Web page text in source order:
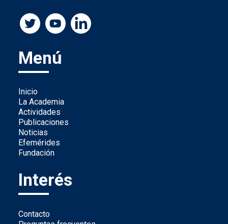
Menú
Inicio
La Academia
Actividades
Publicaciones
Noticias
Efemérides
Fundación
Interés
Contacto